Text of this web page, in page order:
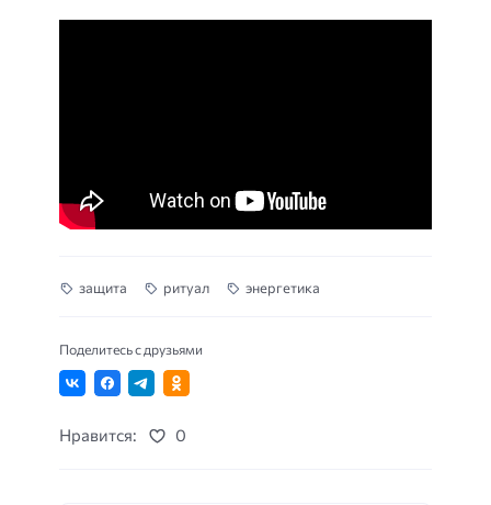
защита ритуал энергетика
Поделитесь с друзьями
Нравится: 0